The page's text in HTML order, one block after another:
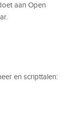
aan Open
en scripttalen: